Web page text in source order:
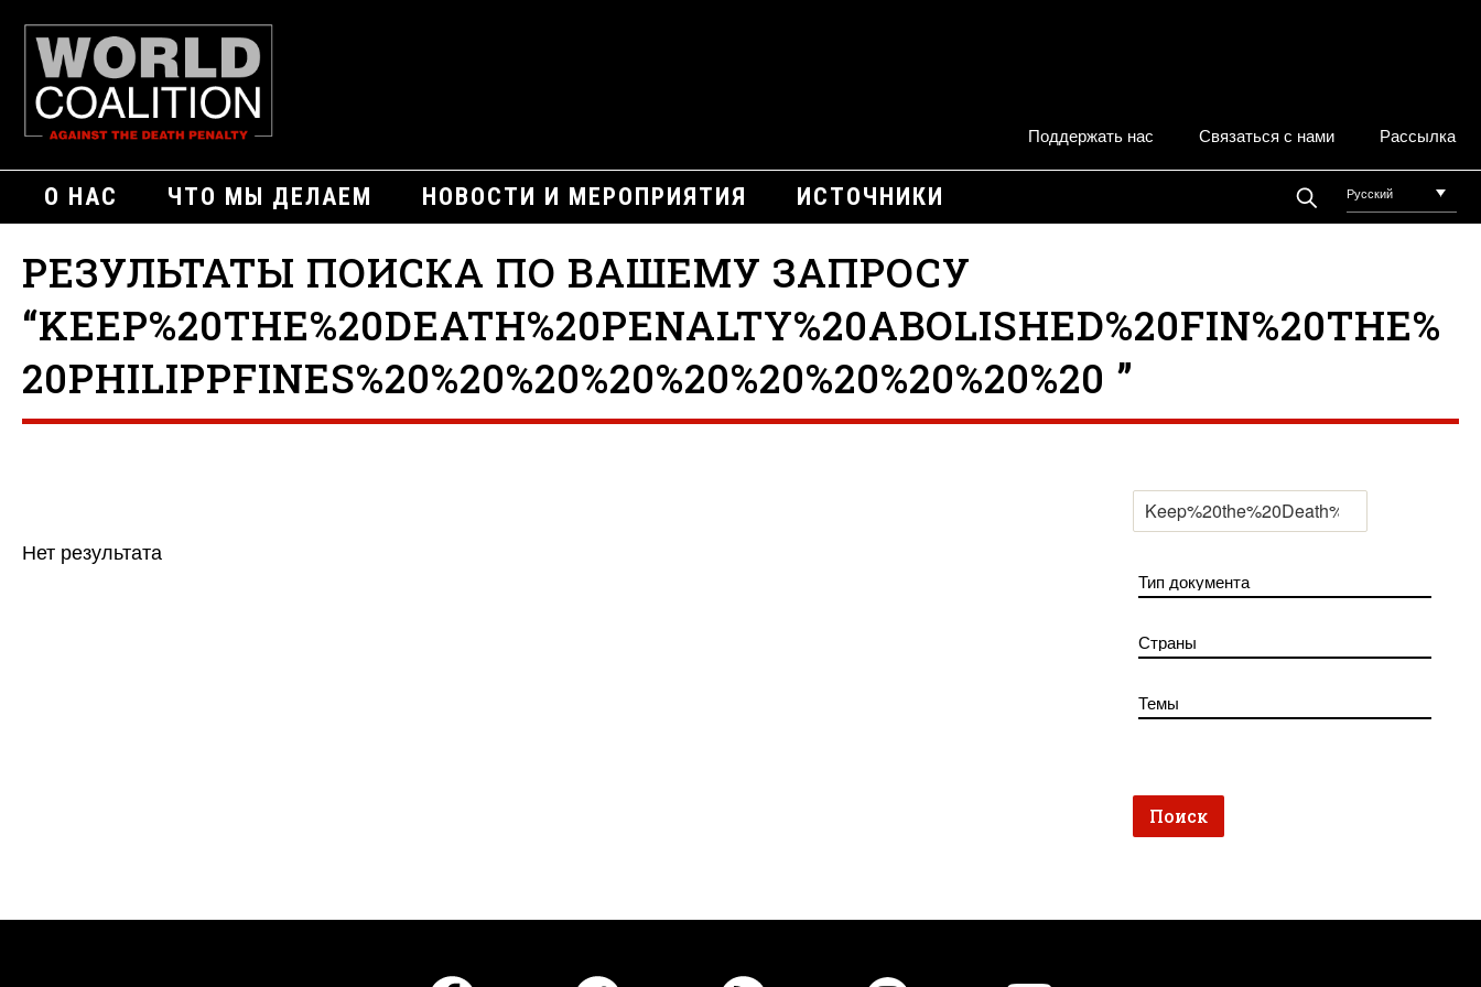
Поддержать нас Связаться с нами Рассылка
О НАС ЧТО МЫ ДЕЛАЕМ НОВОСТИ И МЕРОПРИЯТИЯ ИСТОЧНИКИ Русский
РЕЗУЛЬТАТЫ ПОИСКА ПО ВАШЕМУ ЗАПРОСУ
“KEEP%20THE%20DEATH%20PENALTY%20ABOLISHED%20FIN%20THE%
20PHILIPPFINES%20%20%20%20%20%20%20%20%20%20 ”
Нет результата